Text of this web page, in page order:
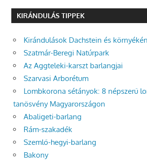
KIRÁNDULÁS TIPPEK
Kirándulások Dachstein és környékén
Szatmár-Beregi Natúrpark
Az Aggteleki-karszt barlangjai
Szarvasi Arborétum
Lombkorona sétányok: 8 népszerű
tanösvény Magyarországon
Abaligeti-barlang
Rám-szakadék
Szemlő-hegyi-barlang
Bakony